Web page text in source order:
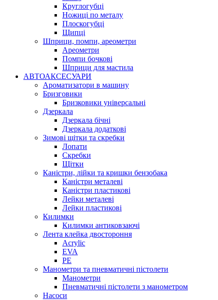
Круглогубці
Ножиці по металу
Плоскогубці
Щипці
Шприци, помпи, ареометри
Ареометри
Помпи бочкові
Шприци для мастила
АВТОАКСЕСУАРИ
Ароматизатори в машину
Бризговики
Бризковики універсальні
Дзеркала
Дзеркала бічні
Дзеркала додаткові
Зимові щітки та скребки
Лопати
Скребки
Щітки
Каністри, лійки та кришки бензобака
Каністри металеві
Каністри пластикові
Лейки металеві
Лейки пластикові
Килимки
Килимки антиковзаючі
Лента клейка двостороння
Acrylic
EVA
PE
Манометри та пневматичні пістолети
Манометри
Пневматичні пістолети з манометром
Насоси